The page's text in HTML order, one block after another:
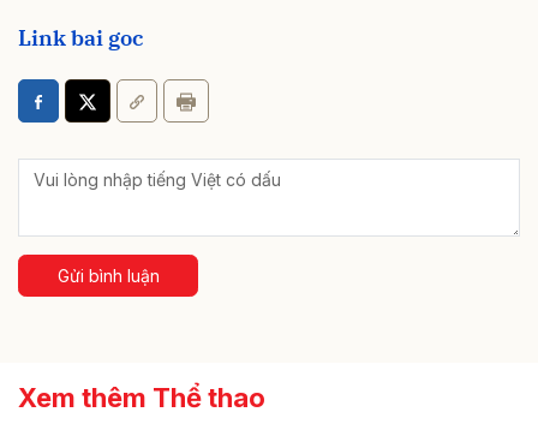
Link bai goc
Gửi bình luận
Xem thêm Thể thao